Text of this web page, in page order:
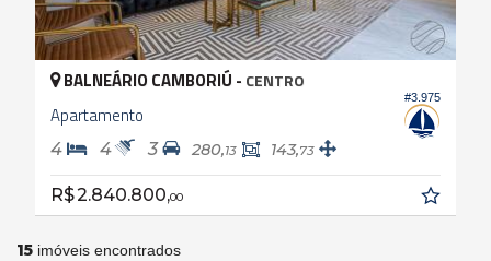
#3.975
BALNEÁRIO CAMBORIÚ - CENTRO
Apartamento
4 4 3 280,13 143,73
R$ 2.840.800,00
15 imóveis encontrados